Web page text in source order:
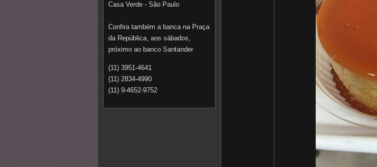
Casa Verde - São Paulo
Confira também a banca na Praça
da República, aos sábados,
próximo ao banco Santander
(11) 3951-4641
(11) 2834-4990
(11) 9-4652-9752